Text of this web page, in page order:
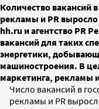
Количество вакансий
рекламы и PR выросло
hh.ru и агентство PR
вакансий для таких
энергетики,
машиностроения. В
маркетинга, рекламы
Число вакансий в
рекламы и PR